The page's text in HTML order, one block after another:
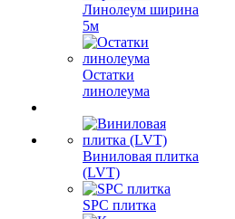
Линолеум ширина
5м
Остатки
линолеума
Виниловая плитка
(LVT)
SPC плитка